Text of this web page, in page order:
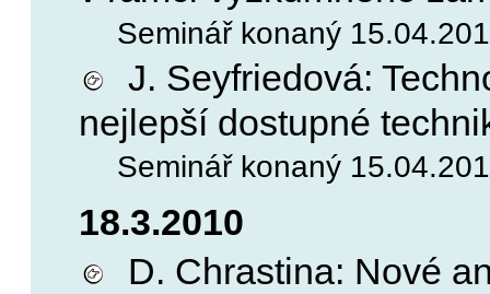
Seminář konaný
J. Seyfriedová:
nejlepší dostupné
Seminář konaný
18.3.2010
D. Chrastina: Nové